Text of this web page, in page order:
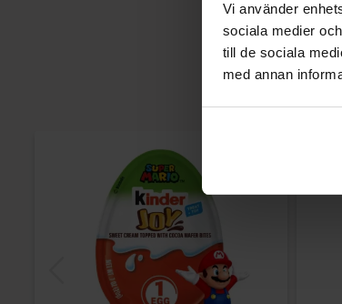
Vi använder
sociala medier
till de sociala
med annan